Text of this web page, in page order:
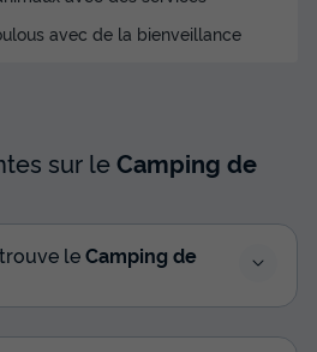
avec de la bienveillance
sur leCamping de
leCamping de